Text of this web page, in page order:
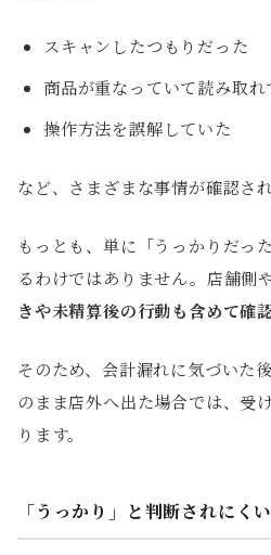
スキャンしたつもりだった
商品が重なっていて読み取れ
操作方法を誤解していた
など、さまざまな事情が確認され
もっとも、単に「うっかりだっ
るわけではありません。店舗側
きや未精算後の行動も含めて確
そのため、会計漏れに気づいた
のまま店外へ出た場合では、受
ります。
「うっかり」と判断されにく